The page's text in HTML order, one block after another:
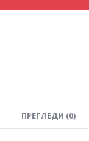
ПРЕГЛЕДИ (0)